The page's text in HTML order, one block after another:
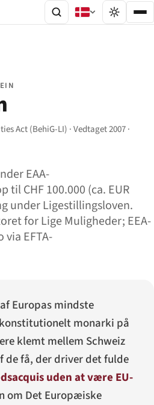
Act (BehiG-LI) · Vedtaget 2007 ·
EAA-
til CHF 100.000 (ca. EUR
under Ligestillingsloven.
for Lige Muligheder; EEA-
EFTA-
Europas mindste
monarki på
klemt mellem Schweiz
de få, der driver det fulde
uden at være EU-
om Det Europæiske